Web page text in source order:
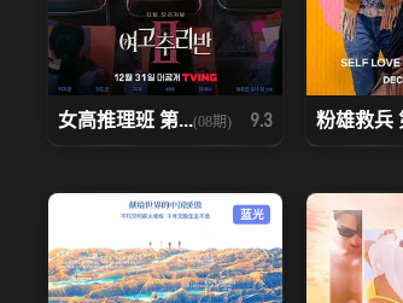
女高推理班 第...(08期) 9.3 粉雄救兵
蓝光